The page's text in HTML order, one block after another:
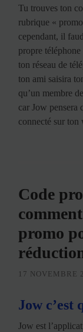
Tu trouves ton
rubrique «
cependant, il
propre
ton réseau de
ton ami saisira
qu’un membre
car Jow pensera
connecté sur ton
Code
promo
17 NOVEMBRE
Jow c’est
Jow est